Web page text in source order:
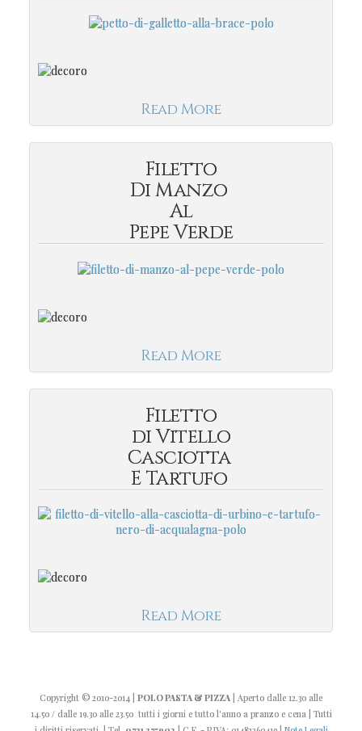
Read More
Filetto
Di Manzo
Al
Pepe Verde
Read More
Filetto
di Vitello
Casciotta
E Tartufo
Read More
Copyright © 2010-2014 POLO PASTA & PIZZA | Aperto dalle 12.30 alle
14.50 / dalle 19.30 alle 23.50 tutti i giorni e tutto l'anno a pranzo e cena | Tutti